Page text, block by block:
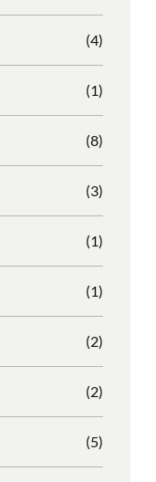
(4)
(1)
(8)
(3)
(1)
(1)
(2)
(2)
(5)